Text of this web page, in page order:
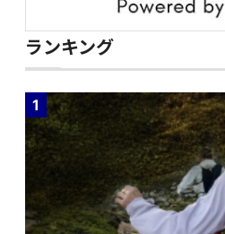
ランキング
1